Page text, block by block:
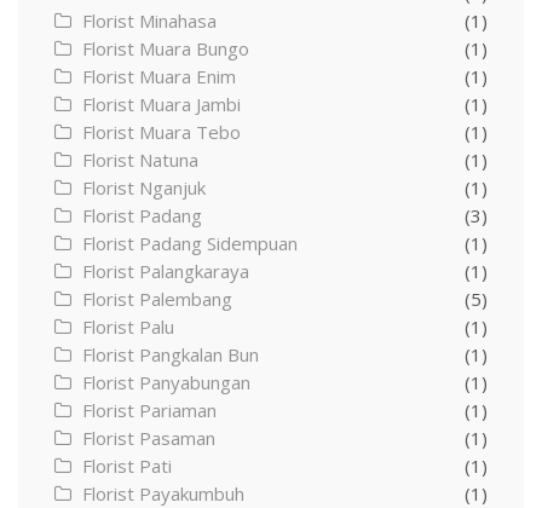
Florist Minahasa
(1)
Florist Muara Bungo
(1)
Florist Muara Enim
(1)
Florist Muara Jambi
(1)
Florist Muara Tebo
(1)
Florist Natuna
(1)
Florist Nganjuk
(1)
Florist Padang
(3)
Florist Padang Sidempuan
(1)
Florist Palangkaraya
(1)
Florist Palembang
(5)
Florist Palu
(1)
Florist Pangkalan Bun
(1)
Florist Panyabungan
(1)
Florist Pariaman
(1)
Florist Pasaman
(1)
Florist Pati
(1)
Florist Payakumbuh
(1)